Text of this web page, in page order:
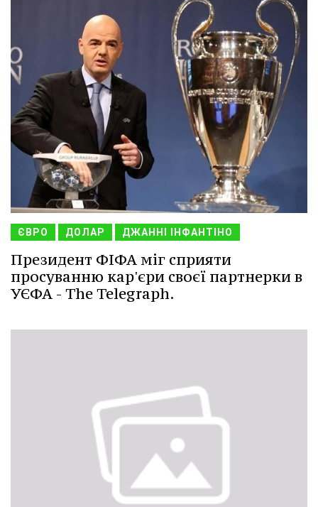
ЄВРО ДОЛАР ДЖАННІ ІНФАНТІНО
Президент ФІФА міг сприяти
просуванню кар'єри своєї партнерки в
УЄФА - The Telegraph.